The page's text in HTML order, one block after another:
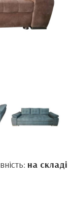
на складі